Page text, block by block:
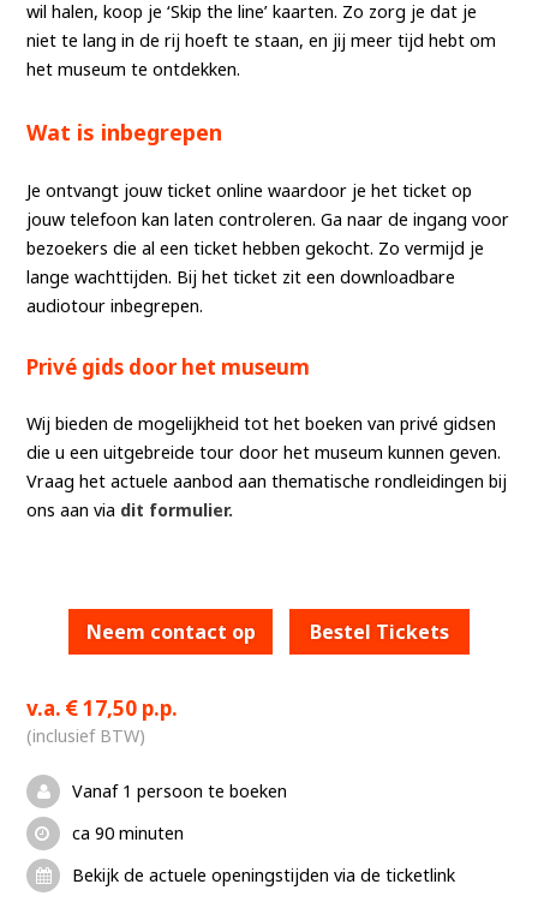
wil halen, koop je ‘Skip the line’ kaarten. Zo zorg je dat je
niet te lang in de rij hoeft te staan, en jij meer tijd hebt om
het museum te ontdekken.
Wat is inbegrepen
Je ontvangt jouw ticket online waardoor je het ticket op
jouw telefoon kan laten controleren. Ga naar de ingang voor
bezoekers die al een ticket hebben gekocht. Zo vermijd je
lange wachttijden. Bij het ticket zit een downloadbare
audiotour inbegrepen.
Privé gids door het museum
Wij bieden de mogelijkheid tot het boeken van privé gidsen
die u een uitgebreide tour door het museum kunnen geven.
Vraag het actuele aanbod aan thematische rondleidingen bij
ons aan via dit formulier.
Neem contact op Bestel Tickets
v.a. 17,50 p.p.
(inclusief BTW)
Vanaf 1 persoon te boeken
ca 90 minuten
Bekijk de actuele openingstijden via de ticketlink